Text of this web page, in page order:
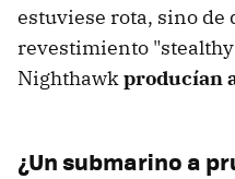
estuviese rota, sino de
revestimiento
Nighthawkproducían
¿Un submarino a